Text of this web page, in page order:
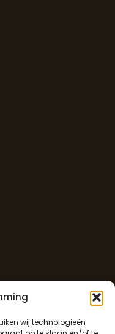
wij technologieën